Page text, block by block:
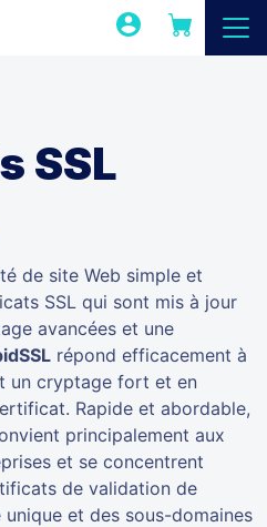
SSL
de site Web simple et
SSL qui sont mis à jour
avancées et une
répond efficacement à
un cryptage fort et en
Rapide et abordable,
principalement aux
et se concentrent
de validation de
et des sous-domaines